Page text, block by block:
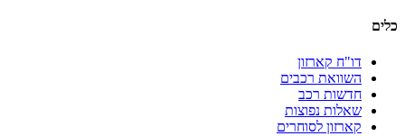
כלים
דו"ח קארזון
השוואת רכבים
חדשות רכב
שאלות נפוצות
קארזון לסוחרים